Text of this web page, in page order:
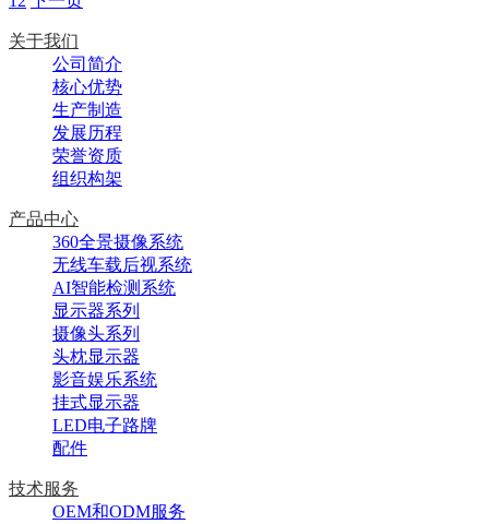
关于我们
公司简介
核心优势
生产制造
发展历程
荣誉资质
组织构架
产品中心
360全景摄像系统
无线车载后视系统
AI智能检测系统
显示器系列
摄像头系列
头枕显示器
影音娱乐系统
挂式显示器
LED电子路牌
配件
技术服务
OEM和ODM服务